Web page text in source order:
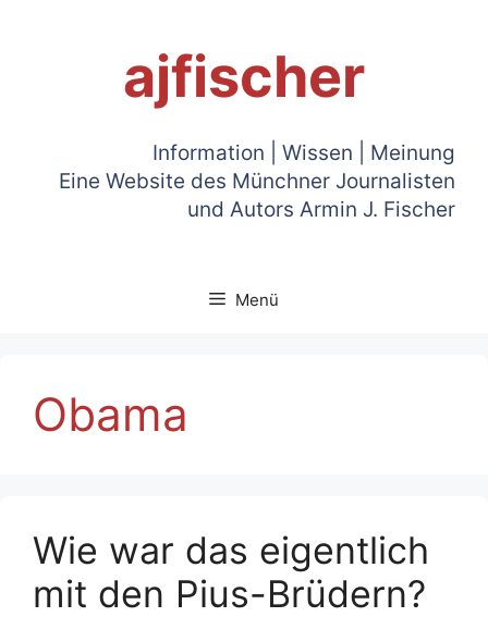
ajfischer
Information | Wissen | Meinung
Eine Website des Münchner Journalisten
und Autors Armin J. Fischer
Menü
Obama
Wie war das eigentlich
mit den Pius-Brüdern?